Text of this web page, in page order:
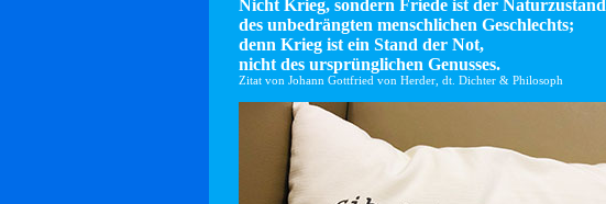
Nicht Krieg, sondern Friede ist der Naturzustand
des unbedrängten menschlichen Geschlechts;
denn Krieg ist ein Stand der Not,
nicht des ursprünglichen Genusses.
Zitat von Johann Gottfried von Herder, dt. Dichter & Philosoph